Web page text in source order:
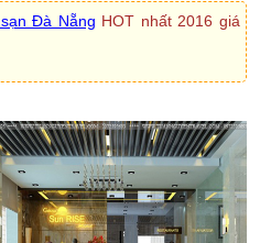
Đà Nẵng HOT nhất 2016 giá